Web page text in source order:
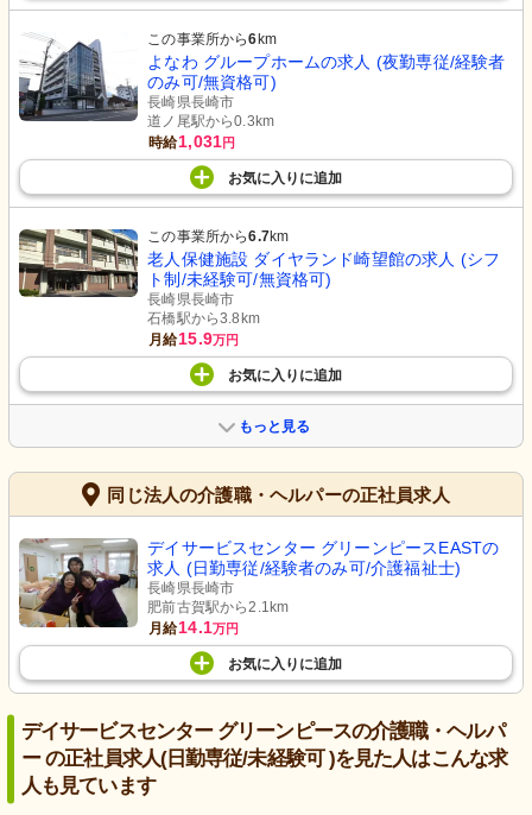
この事業所から6 km
よなわ グループホームの求人 (夜勤専従/経験者
のみ可/無資格可)
長崎県長崎市
道ノ尾駅から0.3km
時給1,031円
お気に入り に追加
この事業所から6.7km
老人保健施設 ダイヤランド崎望館の求人 (シフ
ト制/未経験可/無資格可)
長崎県長崎市
石橋駅から3.8km
月給15.9万円
お気に入り に追加
もっと見る
同じ法人の介護職・ヘルパーの正社員求人
デイサービスセンター グリーンピースEASTの
求人 (日勤専従/経験者のみ可/介護福祉士)
長崎県長崎市
肥前古賀駅から2.1km
月給14.1万円
お気に入り に追加
デイサービスセンター グリーンピースの介護職・ヘルパ
ー の正社員求人(日勤専従/未経験可 )を見た人はこんな求
人も見ています